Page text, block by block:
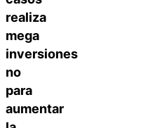
realiza
mega
inversiones
no
para
aumentar